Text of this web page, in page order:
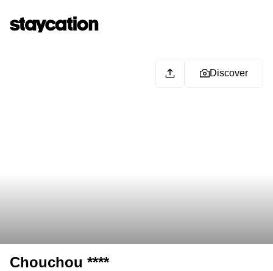
Discover
Chouchou ****